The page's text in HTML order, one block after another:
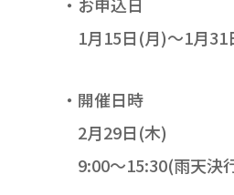
1月15日(月)～1月31
・開催日時
2月29日(木)
9:00～15:30(雨天決